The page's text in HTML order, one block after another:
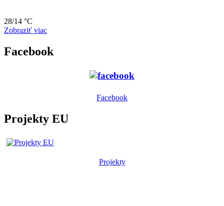
28/14 °C
Zobraziť viac
Facebook
Facebook
Projekty EU
Projekty